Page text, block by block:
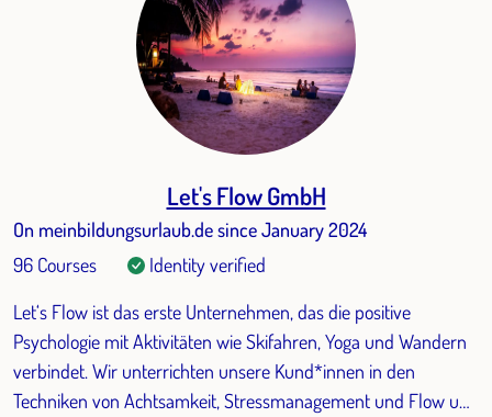
Let's Flow GmbH
On meinbildungsurlaub.de since January 2024
96 Courses
Identity verified
Let‘s Flow ist das erste Unternehmen, das die positive
Psychologie mit Aktivitäten wie Skifahren, Yoga und Wandern
verbindet. Wir unterrichten unsere Kund*innen in den
Techniken von Achtsamkeit, Stressmanagement und Flow und